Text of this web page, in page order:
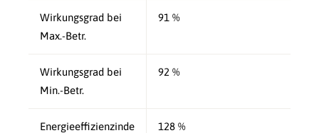
Wirkungsgrad bei
Max.-Betr.
91 %
Wirkungsgrad bei
Min.-Betr.
92 %
Energieeffizienzinde
128 %